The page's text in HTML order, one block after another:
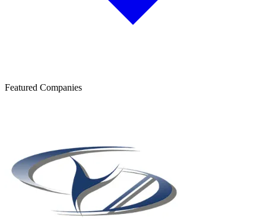
Featured Companies